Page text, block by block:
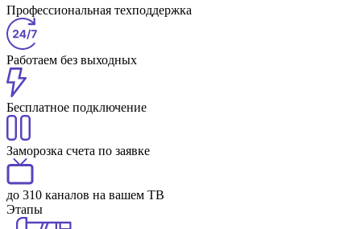
Профессиональная техподдержка
Работаем без выходных
Бесплатное подключение
Заморозка счета по заявке
до 310 каналов на вашем ТВ
Этапы